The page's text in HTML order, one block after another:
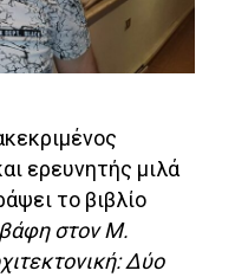
ερευνητής μιλά
το βιβλίο
στον Μ.
Δύο